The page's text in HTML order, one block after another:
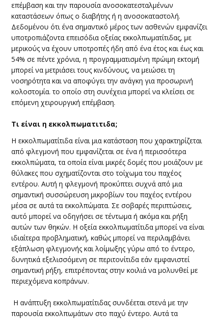
επέμβαση και την παρουσία ανοσοκατεσταλμένων
καταστάσεων όπως ο διαβήτης ή η ανοσοκαταστολή.
Δεδομένου ότι ένα σημαντικό μέρος των ασθενών εμφανίζει
υποτροπιάζοντα επεισόδια οξείας εκκολπωματίτιδας, με
μερικούς να έχουν υποτροπές ήδη από ένα έτος και έως και
54% σε πέντε χρόνια, η προγραμματισμένη πρώιμη εκτομή
μπορεί να μετριάσει τους κινδύνους, να μειώσει τη
νοσηρότητα και να αποφύγει την ανάγκη για προσωρινή
κολοστομία. το οποίο στη συνέχεια μπορεί να κλείσει σε
επόμενη χειρουργική επέμβαση.
​​​Τι είναι ​​η εκκολπωματιτιδα;
​Η εκκολπωματίτιδα είναι μια κατάσταση που χαρακτηρίζεται
από φλεγμονή που εμφανίζεται σε ένα ή περισσότερα
εκκολπώματα, τα οποία είναι μικρές δομές που μοιάζουν με
θύλακες που σχηματίζονται στο τοίχωμα του παχέος
εντέρου. Αυτή η φλεγμονή προκύπτει συχνά από μια
σημαντική συσσώρευση μικροβίων του παχέος εντέρου
μέσα σε αυτά τα εκκολπώματα. Σε σοβαρές περιπτώσεις,
αυτό μπορεί να οδηγήσει σε τέντωμα ή ακόμα και ρήξη
αυτών των θηκών. Η οξεία εκκολπωματίτιδα μπορεί να είναι
ιδιαίτερα προβληματική, καθώς μπορεί να περιλαμβάνει
εξάπλωση φλεγμονής και λοίμωξης γύρω από το έντερο,
δυνητικά εξελισσόμενη σε περιτονίτιδα εάν εμφανιστεί
σημαντική ρήξη, επιτρέποντας στην κοιλιά να μολυνθεί με
περιεχόμενα κοπράνων.
Η ανάπτυξη εκκολπωματίτιδας συνδέεται στενά με την
παρουσία εκκολπωμάτων στο παχύ έντερο. Αυτά τα